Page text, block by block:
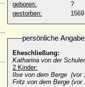
geboren:
?
gestorben:
1569
persönliche
Eheschließung:
Katharina von der
2 Kinder:
Ilse von dem Berge (vor
Fritz von dem Berge (vor